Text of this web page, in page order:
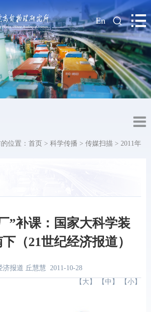
| En
位置： 首页 > 科学传播 > 传媒扫描 > 2011年
”补课：国家大科学装
（21世纪经济报道）
济报道 丘慧慧 2011-10-28
【 大 】 【 中 】 【 小 】